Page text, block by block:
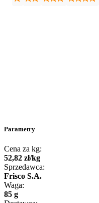
Parametry
Cena za kg:
52,82 zł/kg
Sprzedawca:
Frisco S.A.
Waga:
85 g